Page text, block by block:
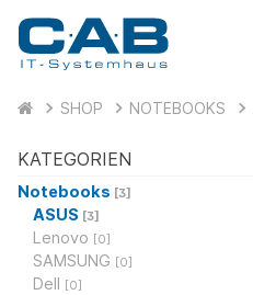
SHOP NOTEBOOKS
KATEGORIEN
Notebooks [3]
ASUS [3]
Lenovo [0]
SAMSUNG [0]
Dell [0]